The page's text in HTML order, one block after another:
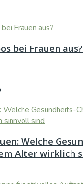
bei Frauen aus?
Welche
Alter wirklich